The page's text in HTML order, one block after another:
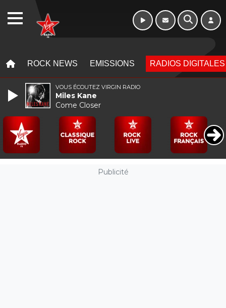
ROCK NEWS EMISSIONS RADIOS DIGITALES
Publicité
VOUS ÉCOUTEZ VIRGIN RADIO
Miles Kane
Come Closer
WEBRADIO Week-end de 06h
à 12h